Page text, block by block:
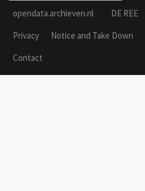
opendata.archieven.nl DE REE
Privacy
Notice and Take Down
Contact